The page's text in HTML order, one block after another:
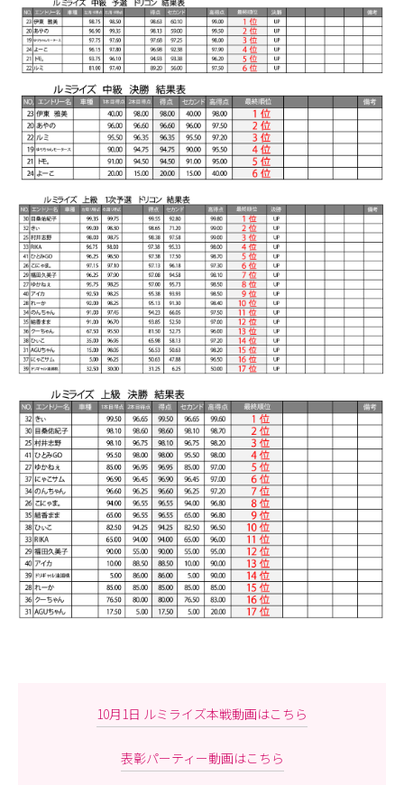
10月1日 ルミライズ本戦動画はこちら
表彰パーティー動画はこちら